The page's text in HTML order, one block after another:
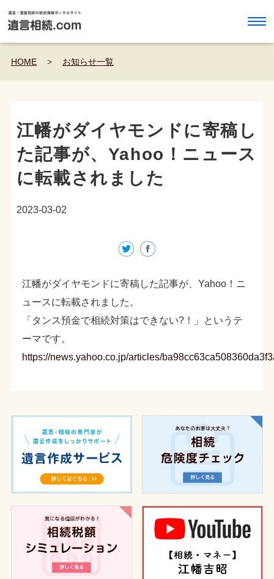
HOME > お知らせ一覧
江幡がダイヤモンドに寄稿し
た記事が、Yahoo！ニュース
に転載されました
2023-03-02
江幡がダイヤモンドに寄稿した記事が、Yahoo！ニ
ュースに転載されました。
「タンス預金で相続対策はできない?！」というテ
ーマです。
https://news.yahoo.co.jp/articles/